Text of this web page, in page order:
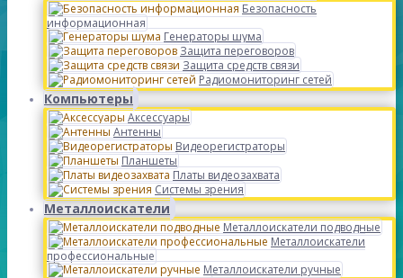
Безопасность
информационная
Генераторы шума
Защита переговоров
Защита средств связи
Радиомониторинг сетей
Компьютеры
Аксессуары
Антенны
Видеорегистраторы
Планшеты
Платы видеозахвата
Системы зрения
Металлоискатели
Металлоискатели подводные
Металлоискатели
профессиональные
Металлоискатели ручные